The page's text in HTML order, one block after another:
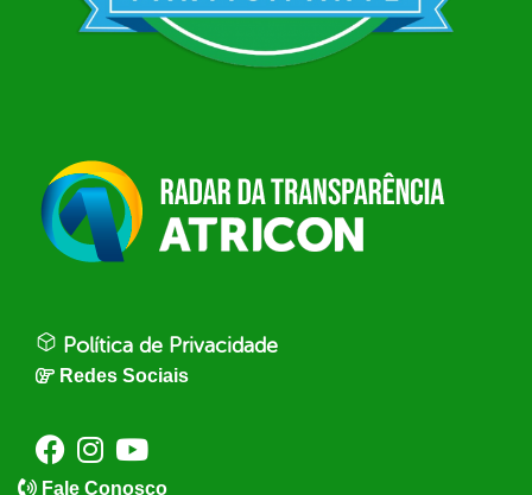
Política de Privacidade
Redes Sociais
Fale Conosco